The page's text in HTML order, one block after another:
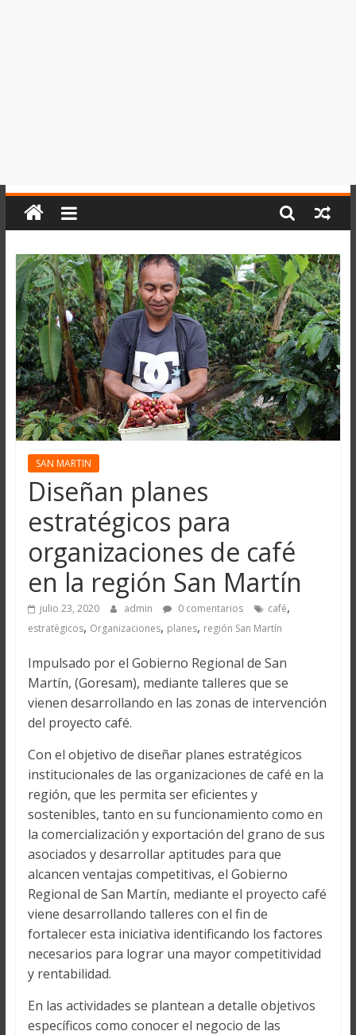
SAN MARTIN
Diseñan planes
estratégicos para
organizaciones de café
en la región San Martín
julio 23, 2020 admin 0 comentarios café,
estratégicos, Organizaciones, planes, región San Martín
Impulsado por el Gobierno Regional de San
Martín, (Goresam), mediante talleres que se
vienen desarrollando en las zonas de intervención
del proyecto café.
Con el objetivo de diseñar planes estratégicos
institucionales de las organizaciones de café en la
región, que les permita ser eficientes y
sostenibles, tanto en su funcionamiento como en
la comercialización y exportación del grano de sus
asociados y desarrollar aptitudes para que
alcancen ventajas competitivas, el Gobierno
Regional de San Martín, mediante el proyecto café
viene desarrollando talleres con el fin de
fortalecer esta iniciativa identificando los factores
necesarios para lograr una mayor competitividad
y rentabilidad.
En las actividades se plantean a detalle objetivos
específicos como conocer el negocio de las